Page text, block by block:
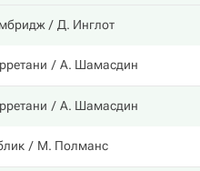
Д. Инглот
А. Шамасдин
А. Шамасдин
М. Полманс